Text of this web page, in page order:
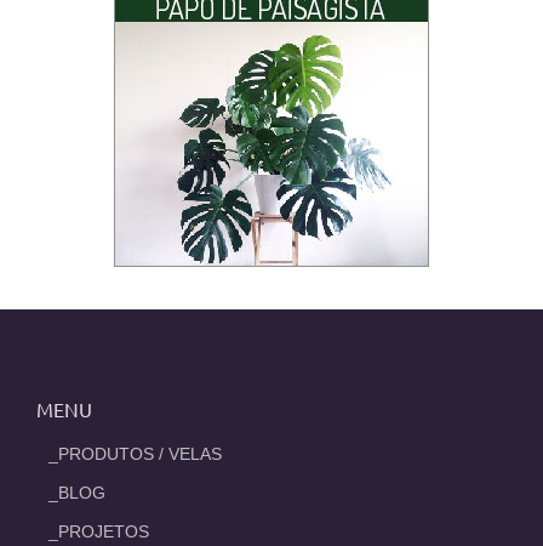
MENU
_PRODUTOS / VELAS
_BLOG
_PROJETOS